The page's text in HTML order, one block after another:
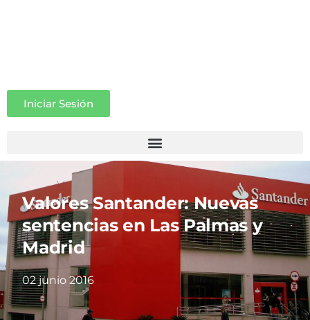
Iniciar Sesión
Valores Santander: Nuevas
sentencias en Las Palmas y
Madrid
02 junio 2016